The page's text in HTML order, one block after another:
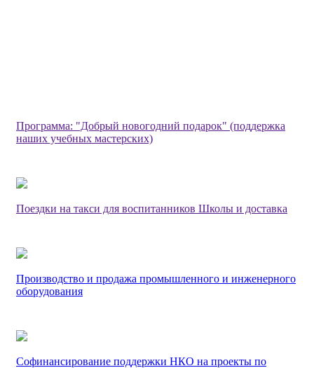
Программа: "Добрый новогодний подарок" (поддержка
наших учебных мастерских)
Поездки на такси для воспитанников Школы и доставка
Производство и продажа промышленного и инженерного
оборудования
Софинансирование поддержки НКО на проекты по